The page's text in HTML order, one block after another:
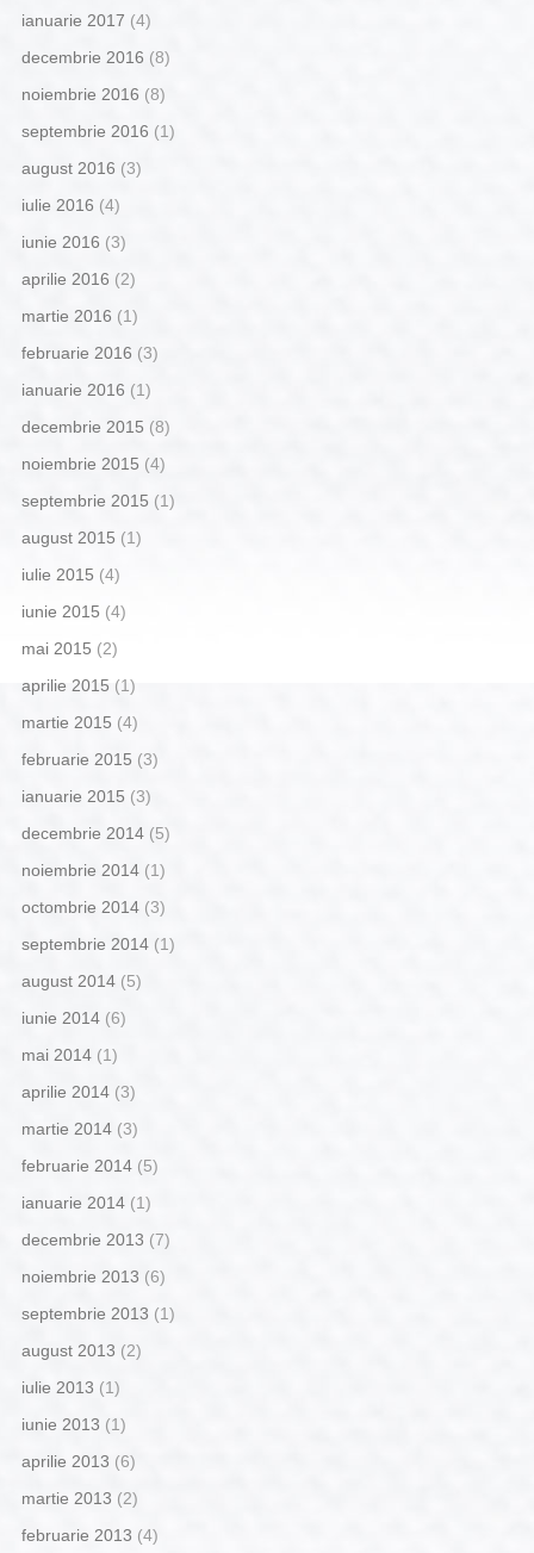
ianuarie 2017 (4)
decembrie 2016 (8)
noiembrie 2016 (8)
septembrie 2016 (1)
august 2016 (3)
iulie 2016 (4)
iunie 2016 (3)
aprilie 2016 (2)
martie 2016 (1)
februarie 2016 (3)
ianuarie 2016 (1)
decembrie 2015 (8)
noiembrie 2015 (4)
septembrie 2015 (1)
august 2015 (1)
iulie 2015 (4)
iunie 2015 (4)
mai 2015 (2)
aprilie 2015(1)
martie 2015 (4)
februarie 2015 (3)
ianuarie 2015 (3)
decembrie 2014(5)
noiembrie 2014(1)
octombrie 2014(3)
septembrie 2014(1)
august 2014(5)
iunie 2014(6)
mai 2014(1)
aprilie 2014(3)
martie 2014(3)
februarie 2014(5)
ianuarie 2014(1)
decembrie 2013 (7)
noiembrie 2013 (6)
septembrie 2013 (1)
august 2013 (2)
iulie 2013 (1)
iunie 2013 (1)
aprilie 2013 (6)
martie 2013 (2)
februarie 2013 (4)